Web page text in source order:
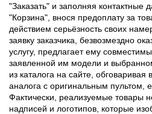
"Заказать" и заполняя контактные
"Корзина", внося предоплату за
действием серьёзность своих
заявку заказчика, безвозмездно
услугу, предлагает ему
заявленной им модели и
из каталога на сайте, обговаривая
аналога с оригинальным пультом,
Фактически, реализуемые товары
надписей и логотипов, которые